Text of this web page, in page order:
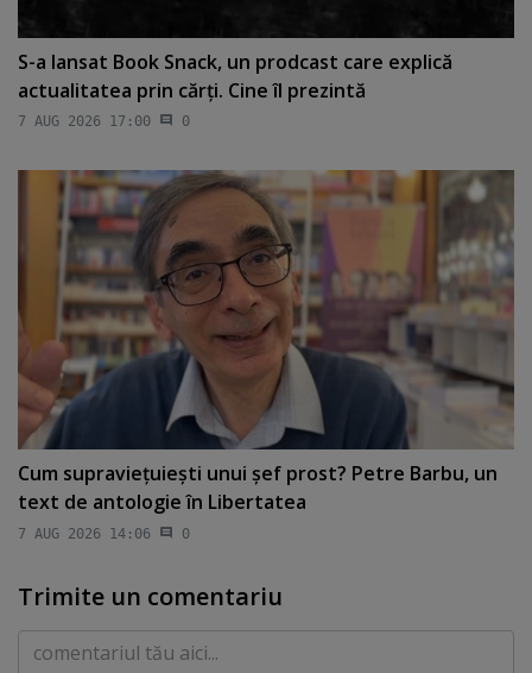
S-a lansat Book Snack, un prodcast care explică
actualitatea prin cărţi. Cine îl prezintă
7 AUG 2026 17:00 0
Cum supravieţuieşti unui şef prost? Petre Barbu, un
text de antologie în Libertatea
7 AUG 2026 14:06 0
Trimite un comentariu
Comentariu